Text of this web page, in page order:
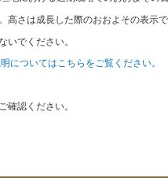
さは成長した際のおおよその表示
いでください。
についてはこちらをご覧ください。
確認ください。